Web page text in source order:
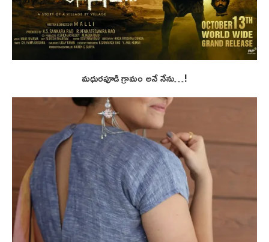
మధురపూడి గ్రామం అనే నేను…!